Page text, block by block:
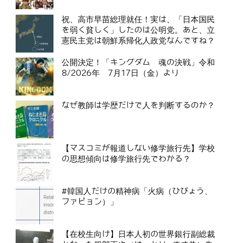
祝、高市早苗総理就任！実は、「日本国民
を弱く貧しく」したのは公明党。あと、立
憲民主党は朝鮮系帰化人政党なんですね？
公開決定！「キングダム 魂の決戦」令和
8/2026年 7月17日（金）より
なぜ教師は学歴だけで人を判断するのか？
【マスコミが報道しない修学旅行先】学校
の思想傾向は修学旅行先でわかる？
#韓国人だけの精神病「火病（ひびょう、
ファビョン）」
【在校生向け】日本人初の世界銀行副総裁